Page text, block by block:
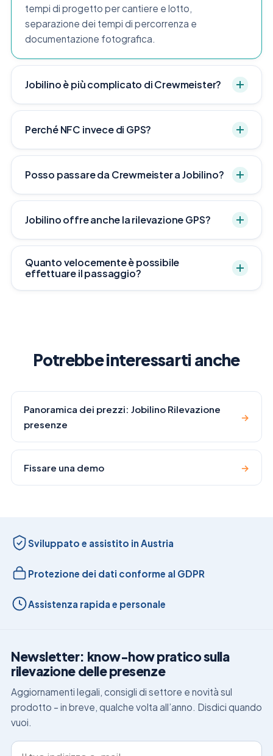
tempi di progetto per cantiere e lotto,
separazione dei tempi di percorrenza e
documentazione fotografica.
Jobilino è più complicato di Crewmeister?
Perché NFC invece di GPS?
Posso passare da Crewmeister a Jobilino?
Jobilino offre anche la rilevazione GPS?
Quanto velocemente è possibile
effettuare il passaggio?
Potrebbe interessarti anche
Panoramica dei prezzi: Jobilino Rilevazione
presenze
→
Fissare una demo →
Sviluppato e assistito in Austria
Protezione dei dati conforme al GDPR
Assistenza rapida e personale
Newsletter: know-how pratico sulla
rilevazione delle presenze
Aggiornamenti legali, consigli di settore e novità sul
prodotto – in breve, qualche volta all’anno. Disdici quando
vuoi.
Indirizzo e-mail